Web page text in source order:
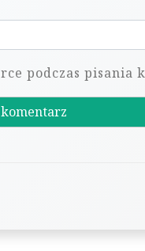
podczas pisania